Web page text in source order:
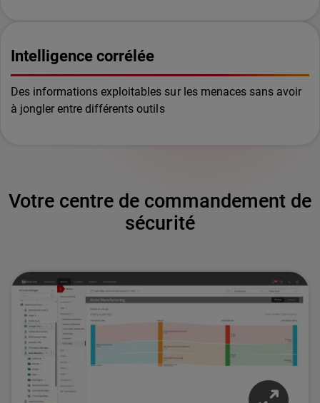
Intelligence corrélée
Des informations exploitables sur les menaces sans avoir
à jongler entre différents outils
Votre centre de commandement de
sécurité